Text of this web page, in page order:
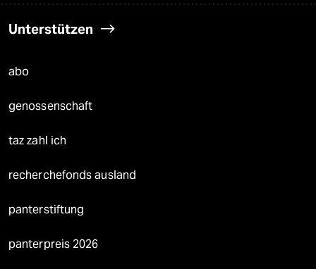
Unterstützen
abo
genossenschaft
taz zahl ich
recherchefonds ausland
panterstiftung
panterpreis 2026